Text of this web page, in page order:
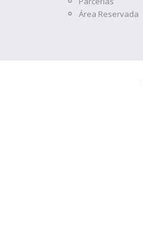
Área Reservada